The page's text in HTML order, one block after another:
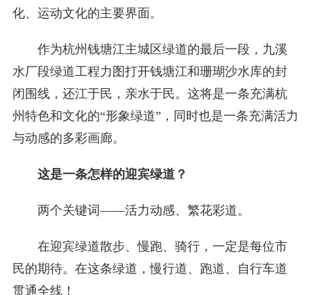
化、运动文化的主要界面。
作为杭州钱塘江主城区绿道的最后一段，九溪
水厂段绿道工程力图打开钱塘江和珊瑚沙水库的封
闭围线，还江于民，亲水于民。这将是一条充满杭
州特色和文化的“形象绿道”，同时也是一条充满活力
与动感的多彩画廊。
这是一条怎样的迎宾绿道？
两个关键词——活力动感、繁花彩道。
在迎宾绿道散步、慢跑、骑行，一定是每位市
民的期待。在这条绿道，慢行道、跑道、自行车道
贯通全线！